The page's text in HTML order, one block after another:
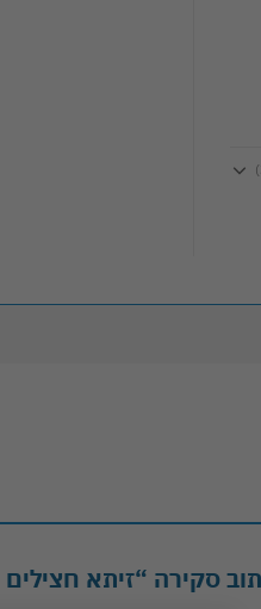
“זיתא חצילים